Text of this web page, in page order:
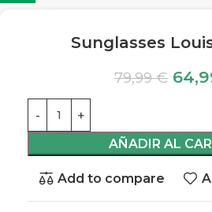
Sunglasses
79,99€
AÑADIR AL
Add to compare